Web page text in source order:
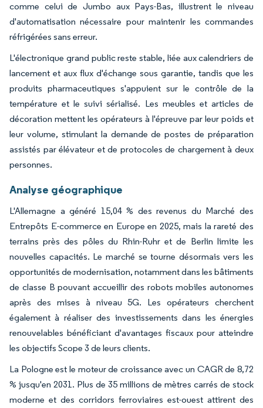
comme celui de Jumbo aux Pays-Bas, illustrent le niveau
d'automatisation nécessaire pour maintenir les commandes
réfrigérées sans erreur.
L'électronique grand public reste stable, liée aux calendriers de
lancement et aux flux d'échange sous garantie, tandis que les
produits pharmaceutiques s'appuient sur le contrôle de la
température et le suivi sérialisé. Les meubles et articles de
décoration mettent les opérateurs à l'épreuve par leur poids et
leur volume, stimulant la demande de postes de préparation
assistés par élévateur et de protocoles de chargement à deux
personnes.
Analyse géographique
L'Allemagne a généré 15,04 % des revenus du Marché des
Entrepôts E-commerce en Europe en 2025, mais la rareté des
terrains près des pôles du Rhin-Ruhr et de Berlin limite les
nouvelles capacités. Le marché se tourne désormais vers les
opportunités de modernisation, notamment dans les bâtiments
de classe B pouvant accueillir des robots mobiles autonomes
après des mises à niveau 5G. Les opérateurs cherchent
également à réaliser des investissements dans les énergies
renouvelables bénéficiant d'avantages fiscaux pour atteindre
les objectifs Scope 3 de leurs clients.
La Pologne est le moteur de croissance avec un CAGR de 8,72
% jusqu'en 2031. Plus de 35 millions de mètres carrés de stock
moderne et des corridors ferroviaires est-ouest attirent des